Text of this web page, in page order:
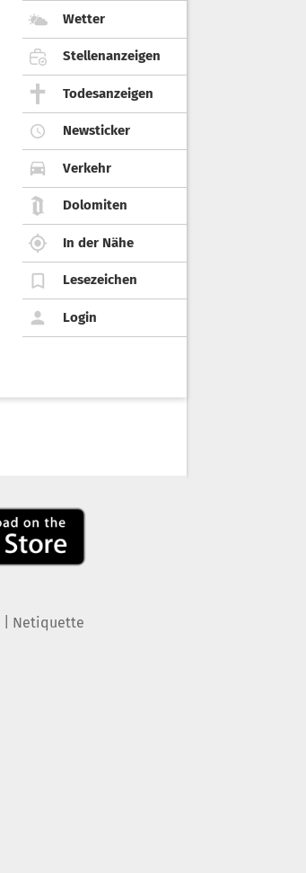
Wetter
Stellenanzeigen
Todesanzeigen
Newsticker
Verkehr
Dolomiten
In der Nähe
Lesezeichen
Login
Netiquette